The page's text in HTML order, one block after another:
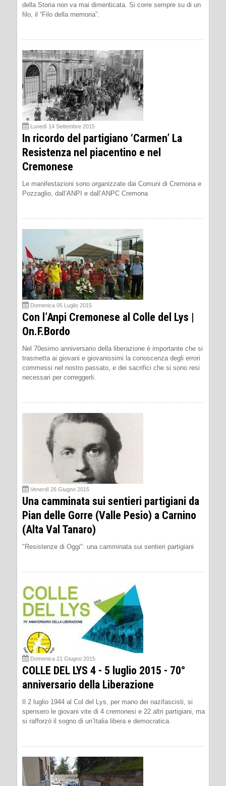
della Storia non va mai dimenticata. Si corre sempre su di un
filo, il “Filo della memoria”.
Lunedì 14 Settembre 2015
In ricordo del partigiano ‘Carmen’ La
Resistenza nel piacentino e nel
Cremonese
Le manifestazioni sono organizzate dai Comuni di Cremona e
Pozzaglio, dall’ANPI e dall’ANPC Cremona
Domenica 05 Luglio 2015
Con l’Anpi Cremonese al Colle del Lys |
On.F.Bordo
Nel 70esimo anniversario della liberazione è importante che si
trasmetta ai giovani e giovanissimi la conoscenza degli errori
commessi nel nostro passato, e dei sacrifici che si sono resi
necessari per correggerli.
Venerdì 26 Giugno 2015
Una camminata sui sentieri partigiani da
Pian delle Gorre (Valle Pesio) a Carnino
(Alta Val Tanaro)
"Resistenze di Oggi": una camminata sui sentieri partigiani
Domenica 21 Giugno 2015
COLLE DEL LYS 4 - 5 luglio 2015 - 70°
anniversario della Liberazione
Il 2 luglio 1944 al Col del Lys, per mano dei nazifascisti, si
spensero le giovani vite di 4 cremonesi e 22 altri partigiani, ma
si rafforzò il sogno di un’Italia libera e democratica.